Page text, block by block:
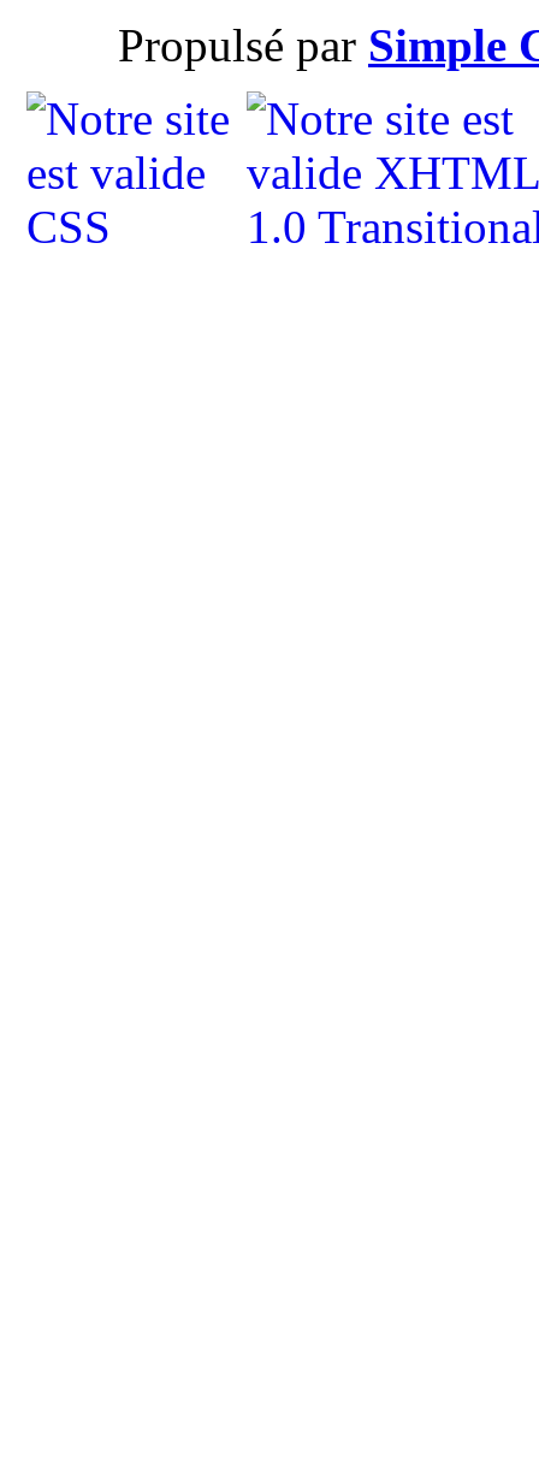
Propulsé par Simple